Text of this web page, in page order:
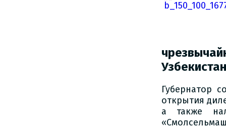
Губернатор
открытия
а также